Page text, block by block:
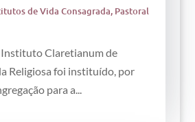
de Vida Consagrada, Pastoral
Instituto Claretianum de
Religiosa foi instituído, por
para a...